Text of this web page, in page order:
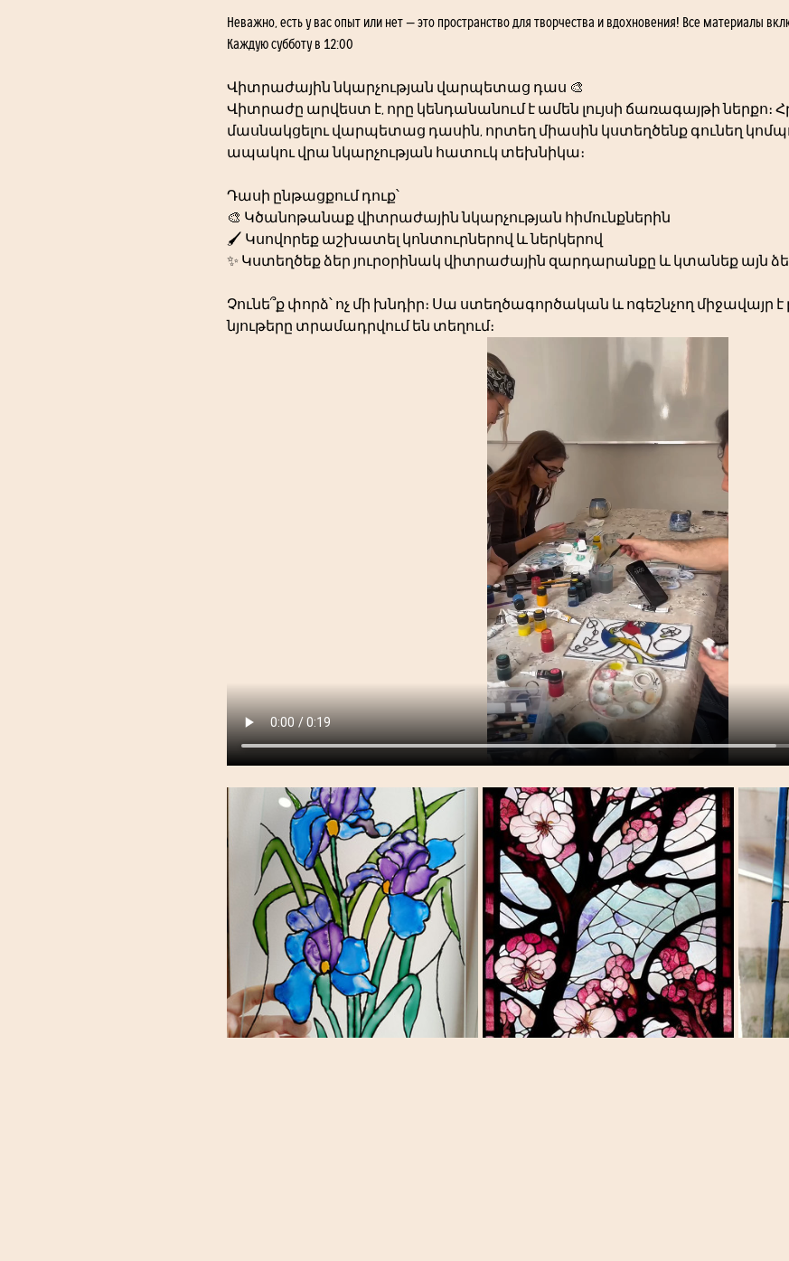
Неважно, есть у вас опыт или нет — это пространство для творчества и вдохновения! Все материалы
Каждую субботу в 12:00
Վիտրաժային նկարչության վարպետաց դաս 🎨
Վիտրաժը արվեստ է, որը կենդանանում է ամեն լույսի ճառագայթի ներքո։
մասնակցելու վարպետաց դասին, որտեղ միասին կստեղծենք գունեղ
ապակու վրա նկարչության հատուկ տեխնիկա։
Դասի ընթացքում դուք՝
🎨 Կծանոթանաք վիտրաժային նկարչության հիմունքներին
🖌️ Կսովորեք աշխատել կոնտուրներով և ներկերով
✨ Կստեղծեք ձեր յուրօրինակ վիտրաժային զարդարանքը և կտանեք այն
Չունե՞ք փորձ՝ ոչ մի խնդիր։ Սա ստեղծագործական և ոգեշնչող միջավայր է
նյութերը տրամադրվում են տեղում։